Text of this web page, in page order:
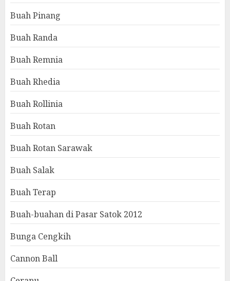
Buah Pinang
Buah Randa
Buah Remnia
Buah Rhedia
Buah Rollinia
Buah Rotan
Buah Rotan Sarawak
Buah Salak
Buah Terap
Buah-buahan di Pasar Satok 2012
Bunga Cengkih
Cannon Ball